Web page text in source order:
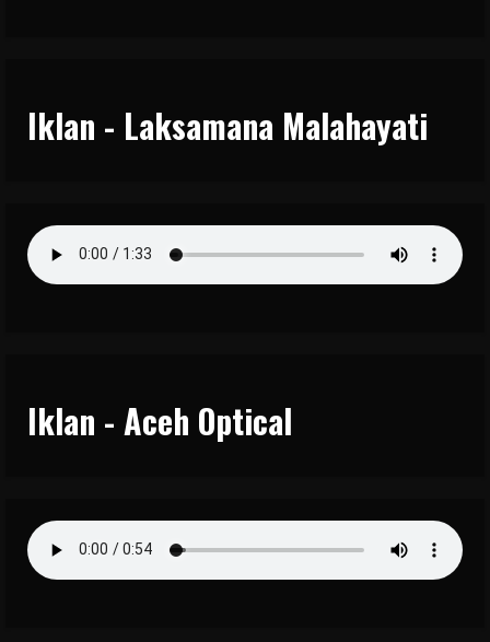
Iklan - Laksamana Malahayati
Iklan - Aceh Optical